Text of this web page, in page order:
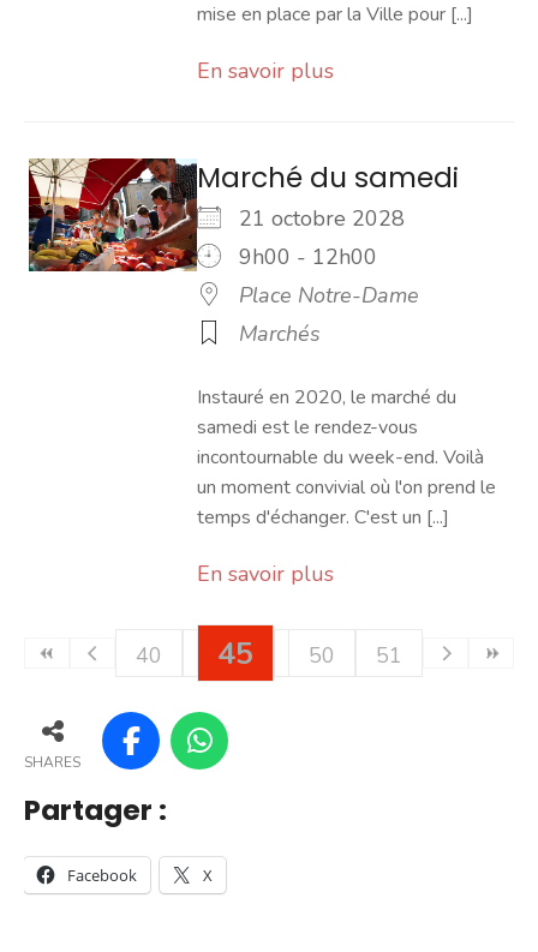
mise en place par la Ville pour [...]
En savoir plus
Marché du samedi
21 octobre 2028
9h00 - 12h00
Place Notre-Dame
Marchés
Instauré en 2020, le marché du
samedi est le rendez-vous
incontournable du week-end. Voilà
un moment convivial où l'on prend le
temps d'échanger. C'est un [...]
En savoir plus
40 41 42 43
45 46 48 49
50 51
SHARES
Partager :
Facebook X